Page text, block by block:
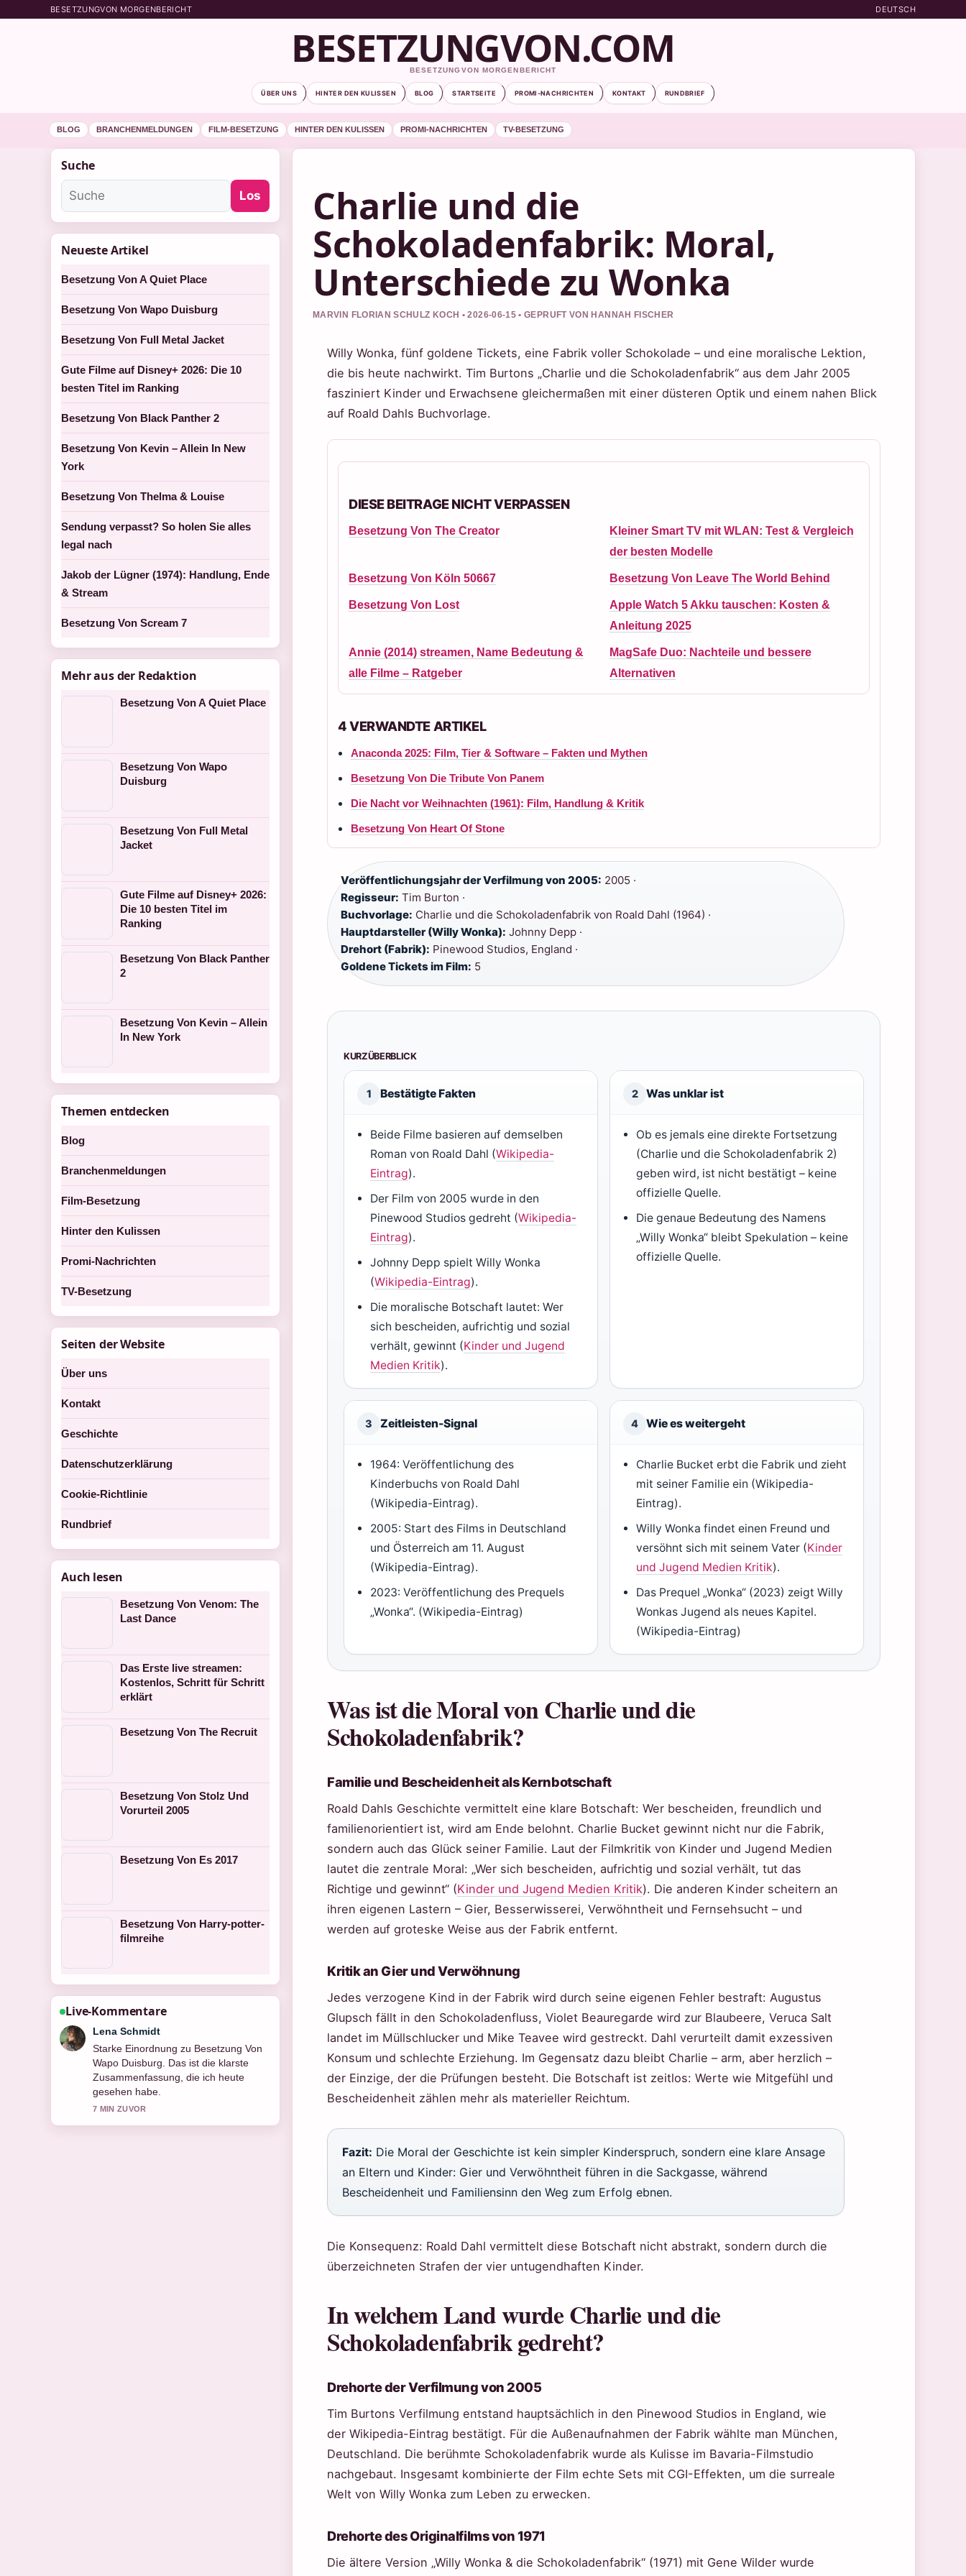
BESETZUNGVON MORGENBERICHT DEUTSCH
BESETZUNGVON.COM
BESETZUNGVON MORGENBERICHT
ÜBER UNS HINTER DEN KULISSEN BLOG STARTSEITE PROMI-NACHRICHTEN KONTAKT RUNDBRIEF
BLOG BRANCHENMELDUNGEN FILM-BESETZUNG HINTER DEN KULISSEN PROMI-NACHRICHTEN TV-BESETZUNG
Charlie und die
Schokoladenfabrik: Moral,
Unterschiede zu Wonka
MARVIN FLORIAN SCHULZ KOCH • 2026-06-15 • GEPRUFT VON HANNAH FISCHER
Willy Wonka, fünf goldene Tickets, eine Fabrik voller Schokolade – und eine moralische Lektion,
die bis heute nachwirkt. Tim Burtons „Charlie und die Schokoladenfabrik“ aus dem Jahr 2005
fasziniert Kinder und Erwachsene gleichermaßen mit einer düsteren Optik und einem nahen Blick
auf Roald Dahls Buchvorlage.
DIESE BEITRAGE NICHT VERPASSEN
Besetzung Von The Creator
Kleiner Smart TV mit WLAN: Test & Vergleich
der besten Modelle
Besetzung Von Köln 50667 Besetzung Von Leave The World Behind
Besetzung Von Lost
Apple Watch 5 Akku tauschen: Kosten &
Anleitung 2025
Annie (2014) streamen, Name Bedeutung &
alle Filme – Ratgeber
MagSafe Duo: Nachteile und bessere
Alternativen
4 VERWANDTE ARTIKEL
Anaconda 2025: Film, Tier & Software – Fakten und Mythen
Besetzung Von Die Tribute Von Panem
Die Nacht vor Weihnachten (1961): Film, Handlung & Kritik
Besetzung Von Heart Of Stone
Veröffentlichungsjahr der Verfilmung von 2005: 2005 ·
Regisseur: Tim Burton ·
Buchvorlage: Charlie und die Schokoladenfabrik von Roald Dahl (1964) ·
Hauptdarsteller (Willy Wonka): Johnny Depp ·
Drehort (Fabrik): Pinewood Studios, England ·
Goldene Tickets im Film: 5
KURZÜBERBLICK
1 Bestätigte Fakten
Beide Filme basieren auf demselben
Roman von Roald Dahl (Wikipedia-
Eintrag).
Der Film von 2005 wurde in den
Pinewood Studios gedreht (Wikipedia-
Eintrag).
Johnny Depp spielt Willy Wonka
(Wikipedia-Eintrag).
Die moralische Botschaft lautet: Wer
sich bescheiden, aufrichtig und sozial
verhält, gewinnt (Kinder und Jugend
Medien Kritik).
2 Was unklar ist
Ob es jemals eine direkte Fortsetzung
(Charlie und die Schokoladenfabrik 2)
geben wird, ist nicht bestätigt – keine
offizielle Quelle.
Die genaue Bedeutung des Namens
„Willy Wonka“ bleibt Spekulation – keine
offizielle Quelle.
3 Zeitleisten-Signal
1964: Veröffentlichung des
Kinderbuchs von Roald Dahl
(Wikipedia-Eintrag).
2005: Start des Films in Deutschland
und Österreich am 11. August
(Wikipedia-Eintrag).
2023: Veröffentlichung des Prequels
„Wonka“. (Wikipedia-Eintrag)
4 Wie es weitergeht
Charlie Bucket erbt die Fabrik und zieht
mit seiner Familie ein (Wikipedia-
Eintrag).
Willy Wonka findet einen Freund und
versöhnt sich mit seinem Vater (Kinder
und Jugend Medien Kritik).
Das Prequel „Wonka“ (2023) zeigt Willy
Wonkas Jugend als neues Kapitel.
(Wikipedia-Eintrag)
Was ist die Moral von Charlie und die
Schokoladenfabrik?
Familie und Bescheidenheit als Kernbotschaft
Roald Dahls Geschichte vermittelt eine klare Botschaft: Wer bescheiden, freundlich und
familienorientiert ist, wird am Ende belohnt. Charlie Bucket gewinnt nicht nur die Fabrik,
sondern auch das Glück seiner Familie. Laut der Filmkritik von Kinder und Jugend Medien
lautet die zentrale Moral: „Wer sich bescheiden, aufrichtig und sozial verhält, tut das
Richtige und gewinnt“ (Kinder und Jugend Medien Kritik). Die anderen Kinder scheitern an
ihren eigenen Lastern – Gier, Besserwisserei, Verwöhntheit und Fernsehsucht – und
werden auf groteske Weise aus der Fabrik entfernt.
Kritik an Gier und Verwöhnung
Jedes verzogene Kind in der Fabrik wird durch seine eigenen Fehler bestraft: Augustus
Glupsch fällt in den Schokoladenfluss, Violet Beauregarde wird zur Blaubeere, Veruca Salt
landet im Müllschlucker und Mike Teavee wird gestreckt. Dahl verurteilt damit exzessiven
Konsum und schlechte Erziehung. Im Gegensatz dazu bleibt Charlie – arm, aber herzlich –
der Einzige, der die Prüfungen besteht. Die Botschaft ist zeitlos: Werte wie Mitgefühl und
Bescheidenheit zählen mehr als materieller Reichtum.
Fazit: Die Moral der Geschichte ist kein simpler Kinderspruch, sondern eine klare Ansage
an Eltern und Kinder: Gier und Verwöhntheit führen in die Sackgasse, während
Bescheidenheit und Familiensinn den Weg zum Erfolg ebnen.
Die Konsequenz: Roald Dahl vermittelt diese Botschaft nicht abstrakt, sondern durch die
überzeichneten Strafen der vier untugendhaften Kinder.
In welchem Land wurde Charlie und die
Schokoladenfabrik gedreht?
Drehorte der Verfilmung von 2005
Tim Burtons Verfilmung entstand hauptsächlich in den Pinewood Studios in England, wie
der Wikipedia-Eintrag bestätigt. Für die Außenaufnahmen der Fabrik wählte man München,
Deutschland. Die berühmte Schokoladenfabrik wurde als Kulisse im Bavaria-Filmstudio
nachgebaut. Insgesamt kombinierte der Film echte Sets mit CGI-Effekten, um die surreale
Welt von Willy Wonka zum Leben zu erwecken.
Drehorte des Originalfilms von 1971
Die ältere Version „Willy Wonka & die Schokoladenfabrik“ (1971) mit Gene Wilder wurde
Suche
Los
Neueste Artikel
Besetzung Von A Quiet Place
Besetzung Von Wapo Duisburg
Besetzung Von Full Metal Jacket
Gute Filme auf Disney+ 2026: Die 10
besten Titel im Ranking
Besetzung Von Black Panther 2
Besetzung Von Kevin – Allein In New
York
Besetzung Von Thelma & Louise
Sendung verpasst? So holen Sie alles
legal nach
Jakob der Lügner (1974): Handlung, Ende
& Stream
Besetzung Von Scream 7
Mehr aus der Redaktion
Besetzung Von A Quiet Place
Besetzung Von Wapo
Duisburg
Besetzung Von Full Metal
Jacket
Gute Filme auf Disney+ 2026:
Die 10 besten Titel im
Ranking
Besetzung Von Black Panther
2
Besetzung Von Kevin – Allein
In New York
Themen entdecken
Blog
Branchenmeldungen
Film-Besetzung
Hinter den Kulissen
Promi-Nachrichten
TV-Besetzung
Seiten der Website
Über uns
Kontakt
Geschichte
Datenschutzerklärung
Cookie-Richtlinie
Rundbrief
Auch lesen
Besetzung Von Venom: The
Last Dance
Das Erste live streamen:
Kostenlos, Schritt für Schritt
erklärt
Besetzung Von The Recruit
Besetzung Von Stolz Und
Vorurteil 2005
Besetzung Von Es 2017
Besetzung Von Harry-potter-
filmreihe
Live-Kommentare
Felix Meyer
Verfolge Besetzung Von Full Metal
Jacket genau – schaetze den
ausgewogenen Ton hier.
9 MIN ZUVOR